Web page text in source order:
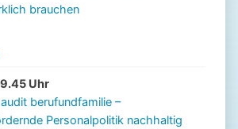
brauchen
Uhr
berufundfamilie –
Personalpolitik nachhaltig